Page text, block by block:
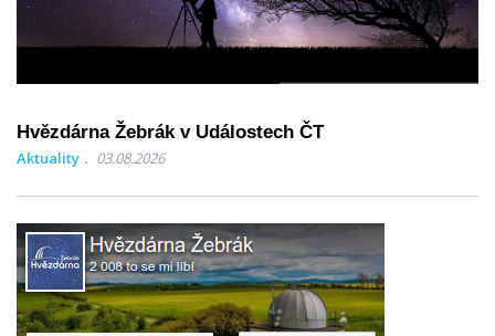
Hvězdárna Žebrák v Událostech ČT
Aktuality 03.08.2026